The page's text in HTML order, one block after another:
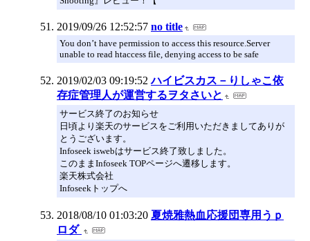
2019/09/26 12:52:57 no title
You don’t have permission to access this resource.Server
unable to read htaccess file, denying access to be safe
2019/02/03 09:19:52 ハイビスカス－りしゃこ依
存症管理人が運営するヲタさいと
サービス終了のお知らせ
日頃より楽天のサービスをご利用いただきましてありが
とうございます。
Infoseek iswebはサービス終了致しました。
このままInfoseek TOPページへ遷移します。
楽天株式会社
Infoseekトップへ
2018/08/10 01:03:20 夏焼雅熱血応援団専用うｐ
ロダ